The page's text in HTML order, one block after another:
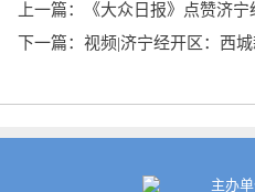
上一篇：《大众日报》点赞济
下一篇：视频|济宁经开区：西
主办